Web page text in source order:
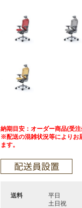
納期目安：オーダー商品(受
※配送の混雑状況等によりお
ます。
送料 平日
土日祝